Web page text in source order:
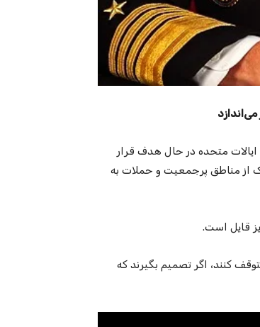
ایالات متحده در حال هدف قرار
از مناطق پرجمعیت و حملات به
قایل است.
کنند، اگر تصمیم بگیرند که